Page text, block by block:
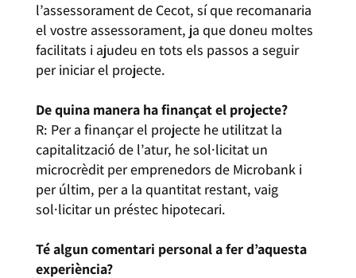
l’assessorament de Cecot, sí que recomanaria
el vostre assessorament, ja que doneu moltes
facilitats i ajudeu en tots els passos a seguir
per iniciar el projecte.
De quina manera ha finançat el projecte?
R: Per a finançar el projecte he utilitzat la
capitalització de l’atur, he sol·licitat un
microcrèdit per emprenedors de Microbank i
per últim, per a la quantitat restant, vaig
sol·licitar un préstec hipotecari.
Té algun comentari personal a fer d’aquesta
experiència?